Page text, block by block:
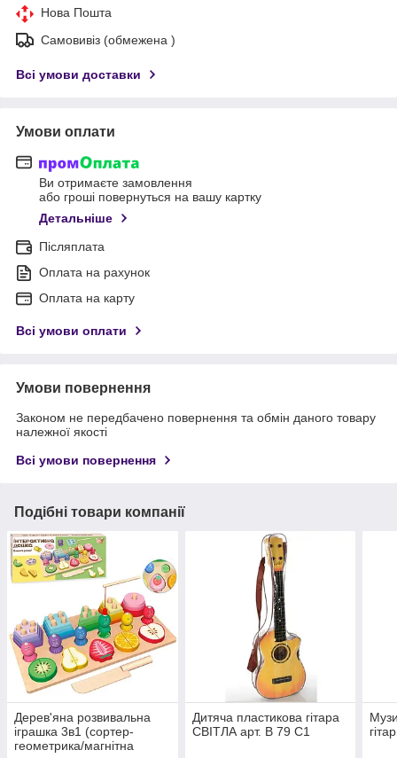
Нова Пошта
Самовивіз (обмежена )
Всі умови доставки
Умови оплати
Ви отримаєте замовлення
або гроші повернуться на вашу картку
Детальніше
Післяплата
Оплата на рахунок
Оплата на карту
Всі умови оплати
Умови повернення
Законом не передбачено повернення та обмін даного товару
належної якості
Всі умови повернення
Подібні товари компанії
Дерев'яна розвивальна
іграшка 3в1 (сортер-
геометрика/магнітна
Дитяча пластикова гітара
СВІТЛА арт. B 79 C1